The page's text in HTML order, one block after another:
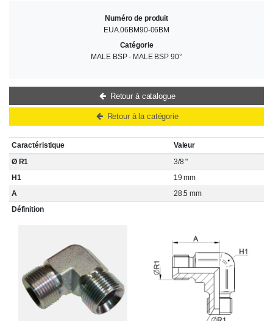
Caractéristique
Valeur
Ø R1
3/8 "
H1
19 mm
A
28.5 mm
Définition
Numéro de produit
EUA.06BM90-06BM
Catégorie
MALE BSP - MALE BSP 90°
Retour à catalogue
Retour à la catégorie